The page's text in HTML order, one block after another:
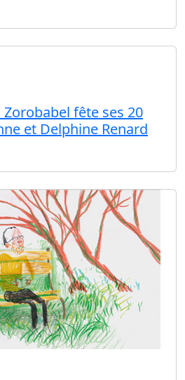
fête ses 20
et Delphine Renard